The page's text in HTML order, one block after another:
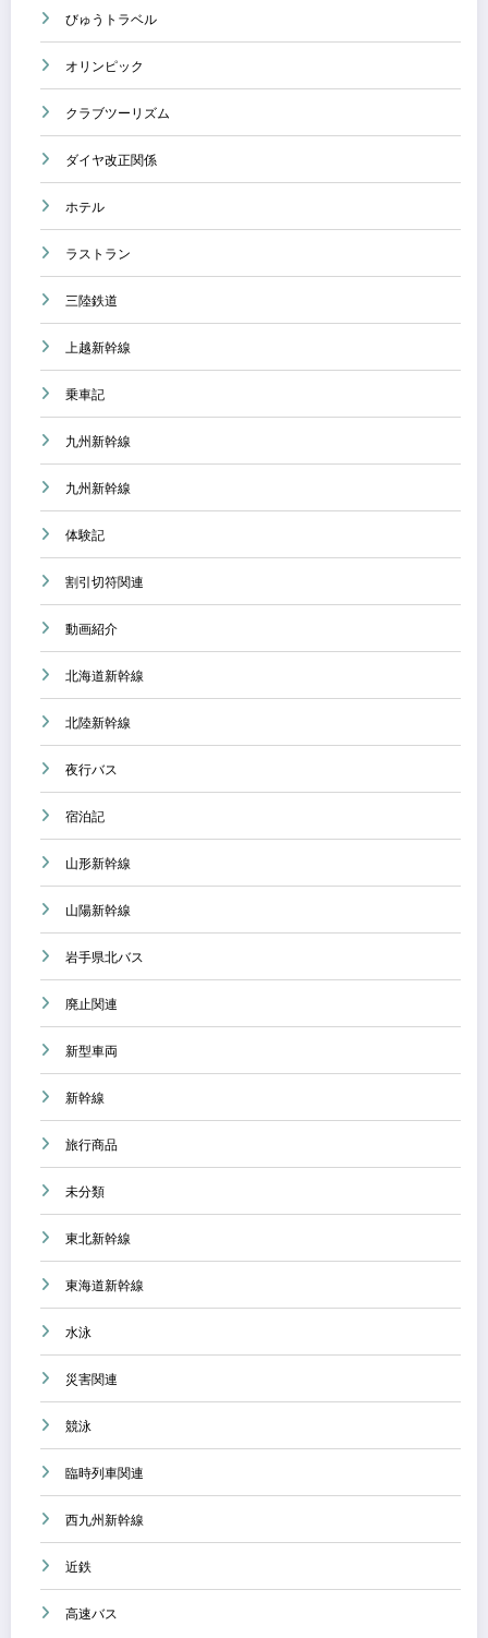
びゅうトラベル
オリンピック
クラブツーリズム
ダイヤ改正関係
ホテル
ラストラン
三陸鉄道
上越新幹線
乗車記
九州新幹線
九州新幹線
体験記
割引切符関連
動画紹介
北海道新幹線
北陸新幹線
夜行バス
宿泊記
山形新幹線
山陽新幹線
岩手県北バス
廃止関連
新型車両
新幹線
旅行商品
未分類
東北新幹線
東海道新幹線
水泳
災害関連
競泳
臨時列車関連
西九州新幹線
近鉄
高速バス